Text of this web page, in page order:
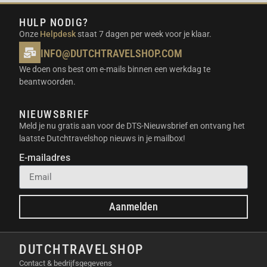
MOTOR
HEAVY DUTY CLAMP
HULP NODIG?
Onze Helpdesk staat 7 dagen per week voor je klaar.
INFO@DUTCHTRAVELSHOP.COM
We doen ons best om e-mails binnen een werkdag te
beantwoorden.
NIEUWSBRIEF
Meld je nu gratis aan voor de DTS-Nieuwsbrief en ontvang het
laatste Dutchtravelshop nieuws in je mailbox!
E-mailadres
Aanmelden
DUTCHTRAVELSHOP
Contact & bedrijfsgegevens